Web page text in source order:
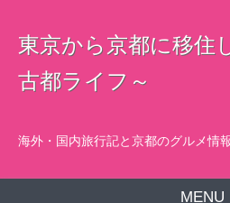
東京から京都に移住
古都ライフ～
海外・国内旅行記と京都のグルメ情
MENU